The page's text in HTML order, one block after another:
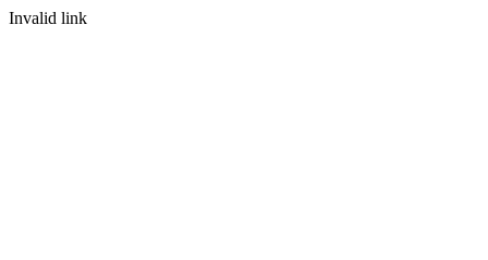
Invalid link